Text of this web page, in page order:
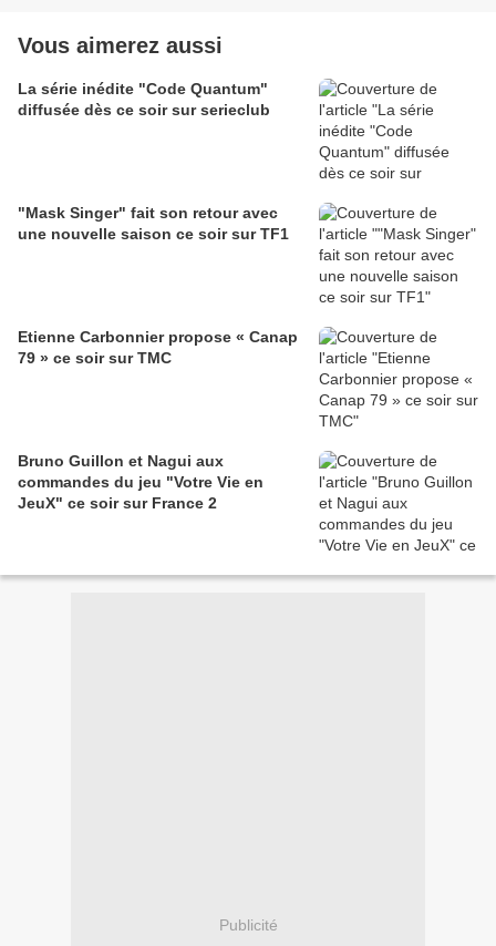
Vous aimerez aussi
La série inédite "Code Quantum"
diffusée dès ce soir sur serieclub
"Mask Singer" fait son retour avec
une nouvelle saison ce soir sur TF1
Etienne Carbonnier propose « Canap
79 » ce soir sur TMC
Bruno Guillon et Nagui aux
commandes du jeu "Votre Vie en
JeuX" ce soir sur France 2
Publicité